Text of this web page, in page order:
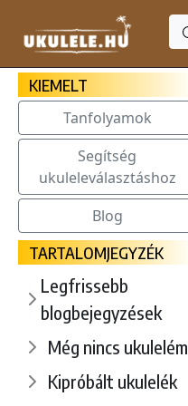
KIEMELT
Tanfolyamok
Segítség
ukuleleválasztáshoz
Blog
TARTALOMJEGYZÉK
Legfrissebb
blogbejegyzések
Még nincs ukulelém
Kipróbált ukulelék